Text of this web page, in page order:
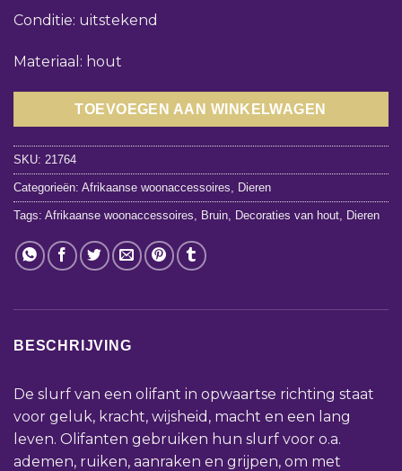
Conditie: uitstekend
Materiaal: hout
TOEVOEGEN AAN WINKELWAGEN
SKU: 21764
Categorieën: Afrikaanse woonaccessoires Dieren
Tags: Afrikaanse woonaccessoires Bruin Decoraties van hout Dieren
BESCHRIJVING
De slurf van een olifant in opwaartse richting staat
voor geluk, kracht, wijsheid, macht en een lang
leven. Olifanten gebruiken hun slurf voor o.a.
ademen, ruiken, aanraken en grijpen, om met